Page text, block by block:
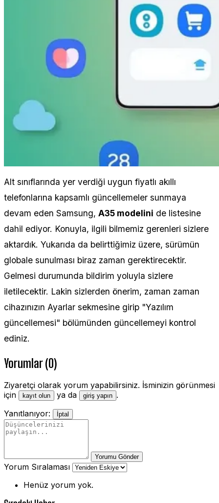
Alt sınıflarında yer verdiği uygun fiyatlı akıllı
telefonlarına kapsamlı güncellemeler sunmaya
devam eden Samsung, A35 modelini de listesine
dahil ediyor. Konuyla, ilgili bilmemiz gerenleri sizlere
aktardık. Yukarıda da belirttiğimiz üzere, sürümün
globale sunulması biraz zaman gerektirecektir.
Gelmesi durumunda bildirim yoluyla sizlere
iletilecektir. Lakin sizlerden önerim, zaman zaman
cihazınızın Ayarlar sekmesine girip "Yazılım
güncellemesi" bölümünden güncellemeyi kontrol
ediniz.
Yorumlar (0)
Ziyaretçi olarak yorum yapabilirsiniz. İsminizin görünmesi
için
kayıt olun ya da giriş yapın .
Yanıtlanıyor:
İptal
Yorumu Gönder
Yorum Sıralaması
Henüz yorum yok.